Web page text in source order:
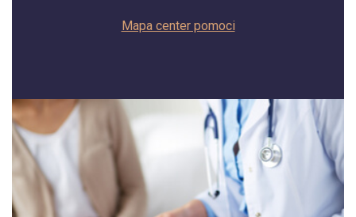
Mapa center pomoci